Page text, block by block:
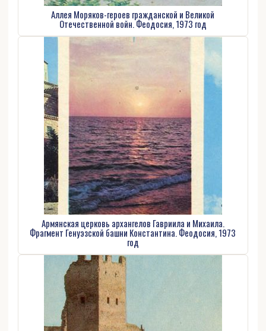
Аллея Моряков-героев гражданской и Великой
Отечественной войн. Феодосия, 1973 год
Армянская церковь архангелов Гавриила и Михаила.
Фрагмент Генуэзской башни Константина. Феодосия, 1973
год